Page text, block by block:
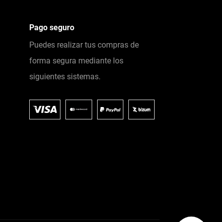
Pago seguro
Puedes realizar tus compras de
forma segura mediante los
siguientes sistemas.